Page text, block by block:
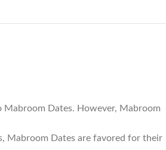
Dates. However, Mabroom
Mabroom Dates are favored for their